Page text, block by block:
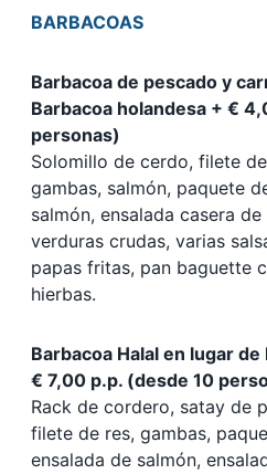
BARBACOAS
Barbacoa de pescado y
Barbacoa holandesa + €
personas)
Solomillo de cerdo, filete
gambas, salmón, paquete
salmón, ensalada casera
verduras crudas, varias
papas fritas, pan baguette
hierbas.
Barbacoa Halal en lugar
€ 7,00 p.p. (desde 10
Rack de cordero, satay de
filete de res, gambas,
ensalada de salmón,